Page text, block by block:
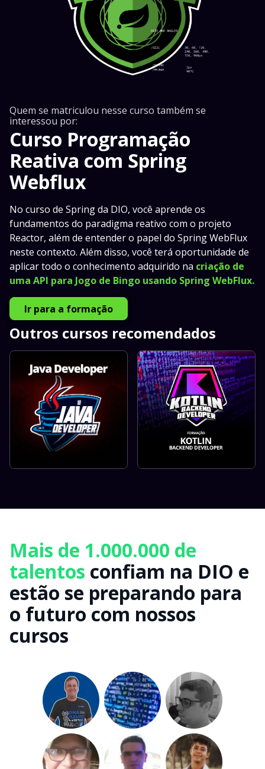
Quem se matriculou nesse curso também se
interessou por:
Curso Programação
Reativa com Spring
Webflux
No curso de Spring da DIO, você aprende os
fundamentos do paradigma reativo com o projeto
Reactor, além de entender o papel do Spring WebFlux
neste contexto. Além disso, você terá oportunidade de
aplicar todo o conhecimento adquirido na criação de
uma API para Jogo de Bingo usando Spring WebFlux.
Ir para a formação
Outros cursos recomendados
Mais de 1.000.000 de
talentos confiam na DIO e
estão se preparando para
o futuro com nossos
cursos